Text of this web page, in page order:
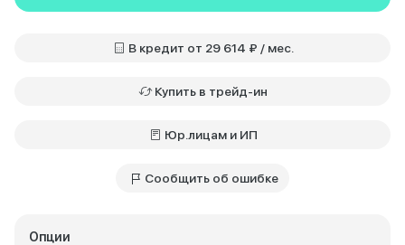
Опции
В кредит от 29 614 ₽ / мес.
Купить в трейд-ин
Юр.лицам и ИП
Сообщить об ошибке